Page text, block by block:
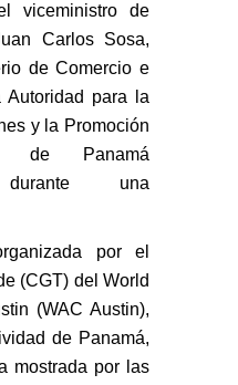
viceministro de
Carlos Sosa,
de Comercio e
Autoridad para la
y la Promoción
de Panamá
durante una
por el
(CGT) del World
(WAC Austin),
de Panamá,
mostrada por las